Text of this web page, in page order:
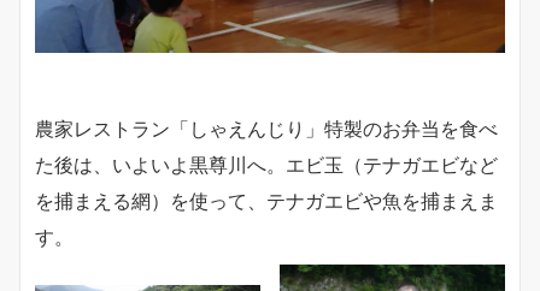
農家レストラン「しゃえんじり」特製のお弁当を食べ
た後は、いよいよ黒尊川へ。エビ玉（テナガエビなど
を捕まえる網）を使って、テナガエビや魚を捕まえま
す。